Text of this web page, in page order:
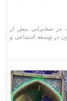
در سخنرانی پیش از
در توسعه اجتماعی و